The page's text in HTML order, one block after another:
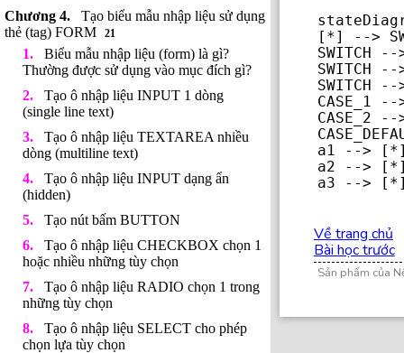
Tạo biểu mẫu nhập liệu sử dụng
thẻ (tag) FORM
21
Biểu mẫu nhập liệu (form) là gì?
Thường được sử dụng vào mục đích gì?
Tạo ô nhập liệu INPUT 1 dòng
(single line text)
Tạo ô nhập liệu TEXTAREA nhiều
dòng (multiline text)
Tạo ô nhập liệu INPUT dạng ẩn
(hidden)
Tạo nút bấm BUTTON
Tạo ô nhập liệu CHECKBOX chọn 1
hoặc nhiều những tùy chọn
Tạo ô nhập liệu RADIO chọn 1 trong
những tùy chọn
Tạo ô nhập liệu SELECT cho phép
chọn lựa tùy chọn
[*] -->
SWITCH --
SWITCH --
SWITCH --
CASE_1 --
CASE_2 --
a1 -->
a2 -->
a3 -->
Về trang chủ
Bài học trước
Sản phẩm của